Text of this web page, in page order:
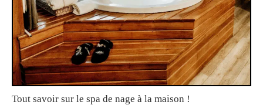
Tout savoir sur le spa de nage à la maison !